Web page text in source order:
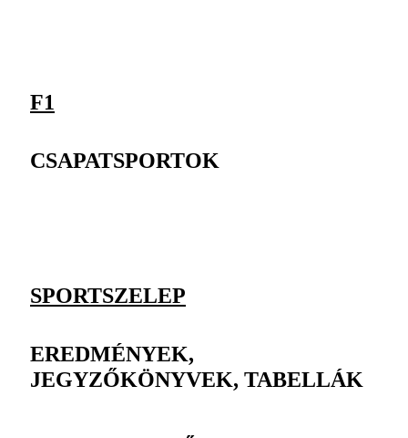
F1
CSAPATSPORTOK
SPORTSZELEP
EREDMÉNYEK,
JEGYZŐKÖNYVEK, TABELLÁK